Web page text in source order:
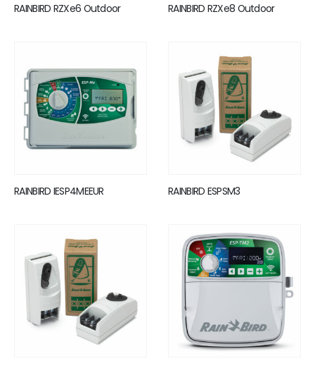
RAINBIRD RZXe6 Outdoor RAINBIRD RZXe8 Outdoor
RAINBIRD IESP4MEEUR RAINBIRD ESPSM3